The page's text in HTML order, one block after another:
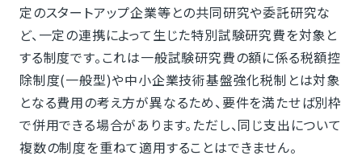
定のスタートアップ企業等との共同研究や委託研究な
ど、一定の連携によって生じた特別試験研究費を対象と
する制度です。これは一般試験研究費の額に係る税額控
除制度(一般型)や中小企業技術基盤強化税制とは対象
となる費用の考え方が異なるため、要件を満たせば別枠
で併用できる場合があります。ただし、同じ支出について
複数の制度を重ねて適用することはできません。